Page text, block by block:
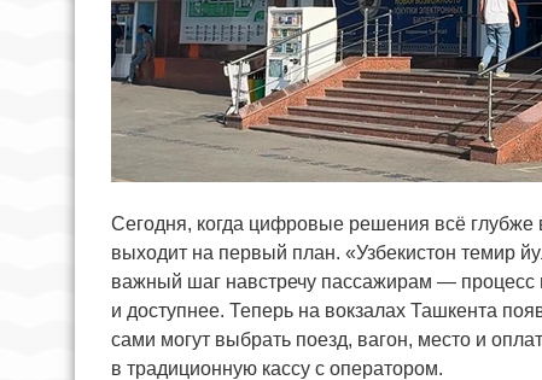
Сегодня, когда цифровые решения всё глубже
выходит на первый план. «Узбекистон темир
важный шаг навстречу пассажирам — процесс
и доступнее. Теперь на вокзалах Ташкента
сами могут выбрать поезд, вагон, место и
в традиционную кассу с оператором.